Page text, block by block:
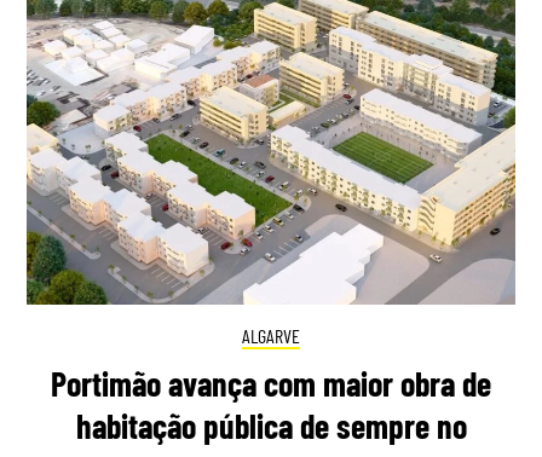
ALGARVE
Portimão avança com maior obra de
habitação pública de sempre no